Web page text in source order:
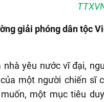
giải phóng dân tộc
nhà yêu nước vĩ đại,
một người chiến sĩ
một mục tiêu